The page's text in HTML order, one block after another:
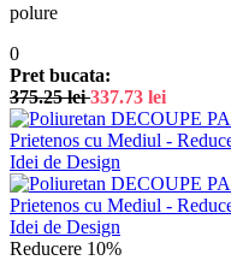
polure
0
Pret bucata:
375.25lei 337.73 lei
Reducere 10%